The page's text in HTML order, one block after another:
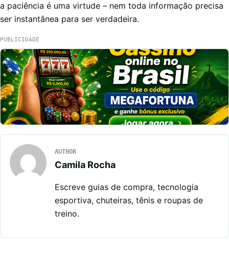
a paciência é uma virtude – nem toda informação precisa
ser instantânea para ser verdadeira.
PUBLICIDADE
AUTHOR
Camila Rocha
Escreve guias de compra, tecnologia
esportiva, chuteiras, tênis e roupas de
treino.